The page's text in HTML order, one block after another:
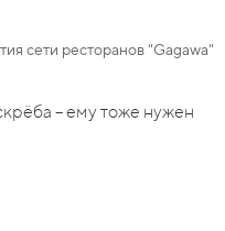
сети ресторанов "Gagawa"
– ему тоже нужен